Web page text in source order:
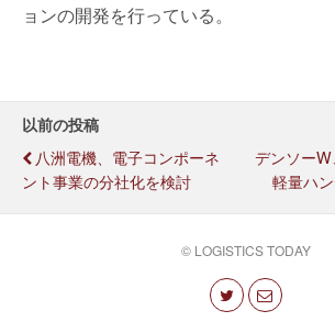
ョンの開発を行っている。
以前の投稿
八洲電機、電子コンポーネ
ント事業の分社化を検討
デンソー
軽量ハ
© LOGISTICS TODAY